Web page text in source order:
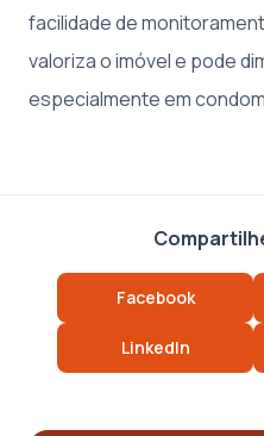
facilidade de
valoriza o imóvel e pode
especialmente em
Facebook
LinkedIn